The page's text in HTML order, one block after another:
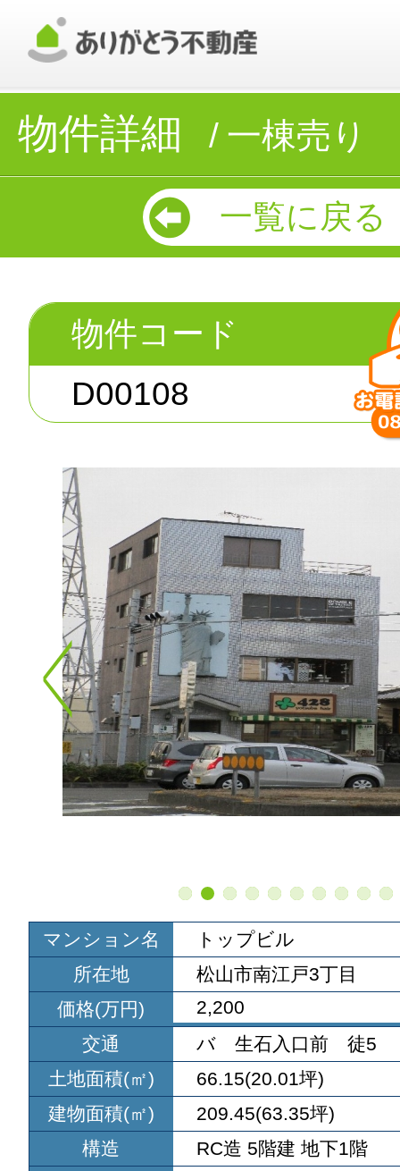
物件詳細 一棟売り
一覧に戻る
物件コード
D00108
マンション名
トップビル
所在地
松山市南江戸3丁目
価格(万円)
2,200
交通
バ 生石入口前 徒5
土地面積(㎡)
66.15(20.01坪)
建物面積(㎡)
209.45(63.35坪)
構造
RC造 5階建 地下1階